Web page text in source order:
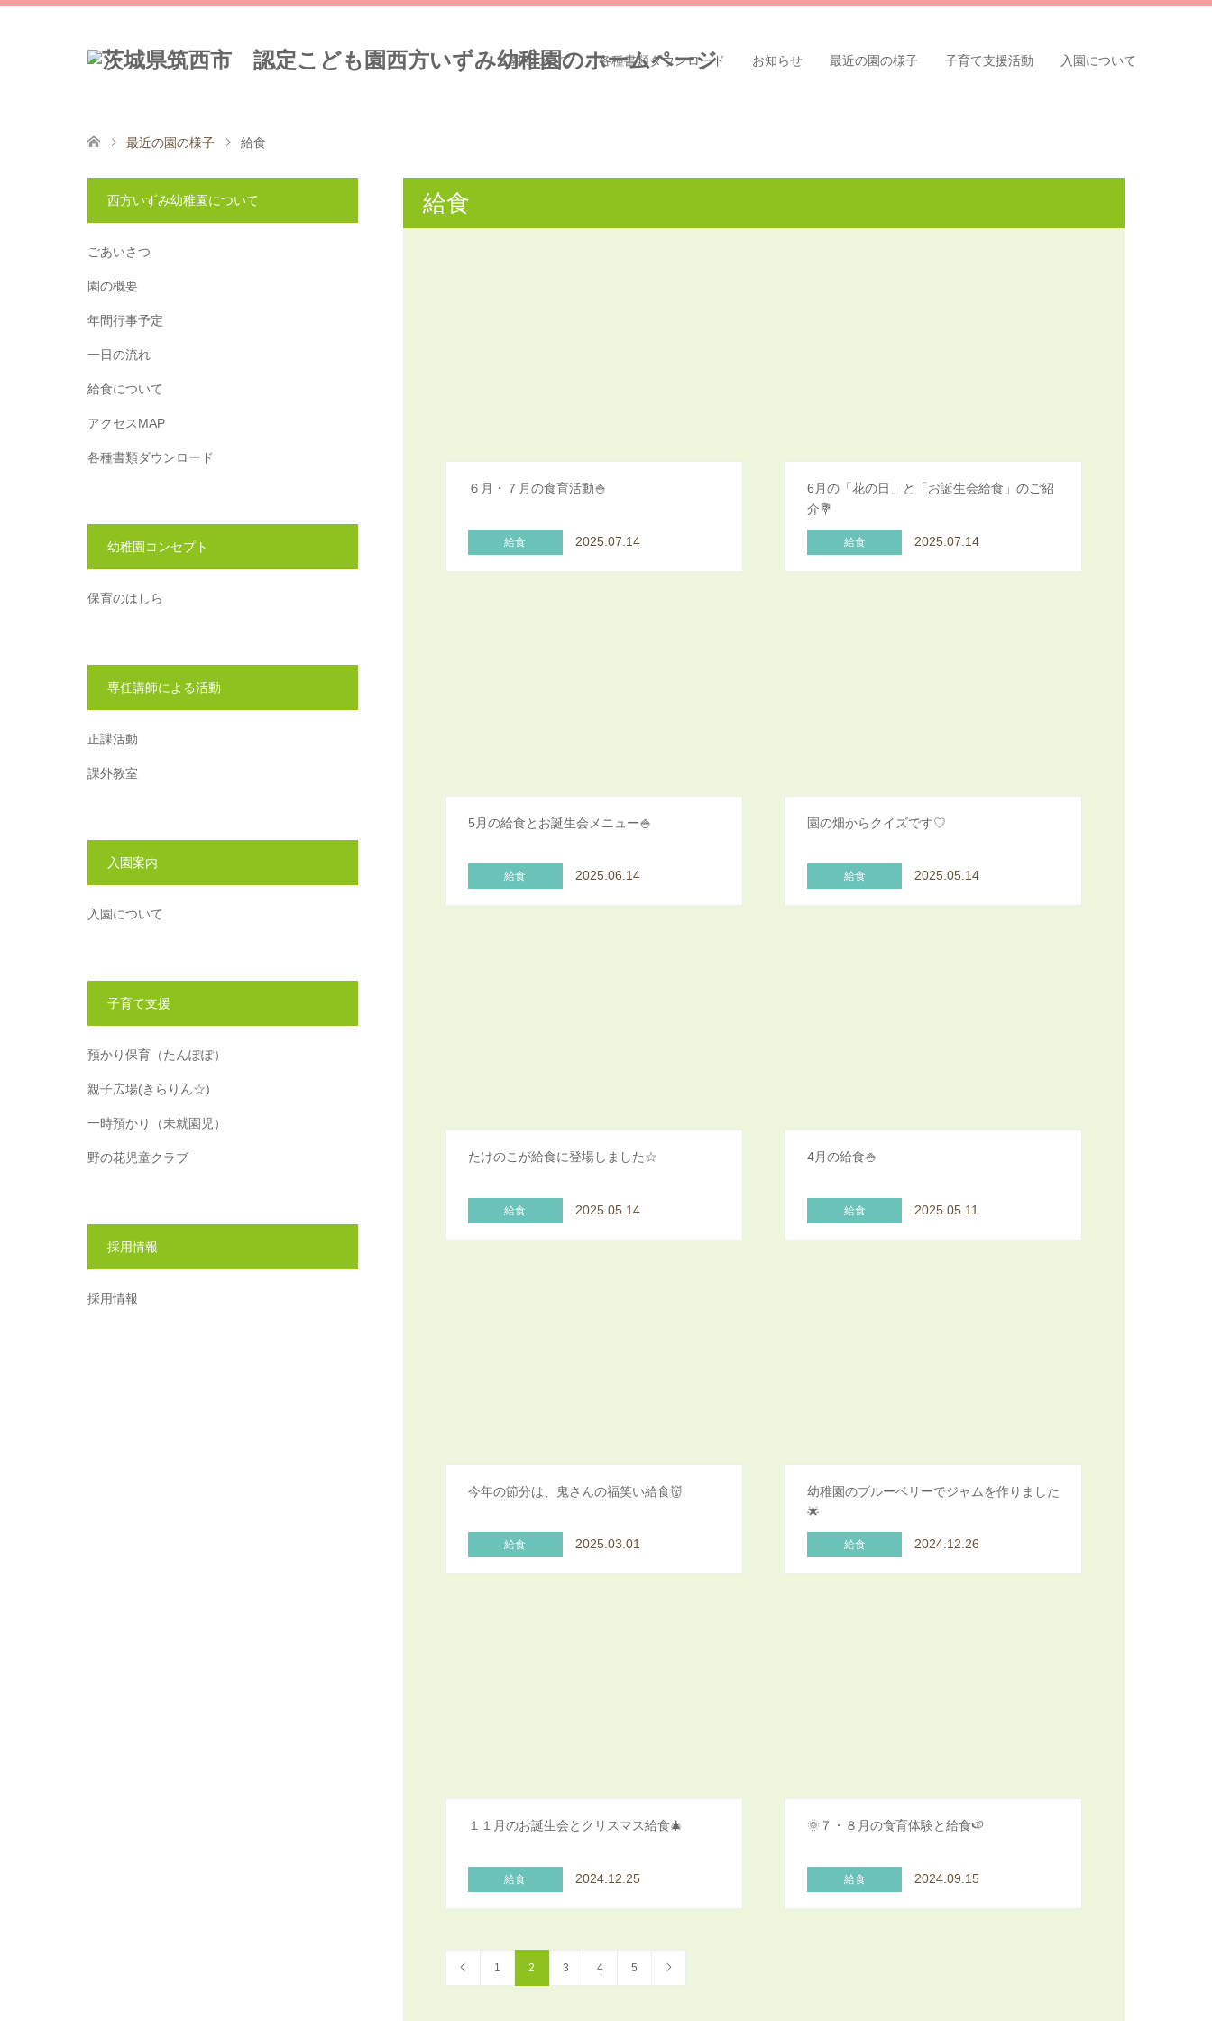
園について 各種書類ダウンロード お知らせ 最近の園の様子 子育て支援活動 入園について
最近の園の様子 給食
給食
６月・７月の食育活動🍚
給食 2025.07.14
6月の「花の日」と「お誕生会給食」のご紹
介💐
給食 2025.07.14
5月の給食とお誕生会メニュー🍚
給食 2025.06.14
園の畑からクイズです♡
給食 2025.05.14
たけのこが給食に登場しました☆
給食 2025.05.14
4月の給食🍚
給食 2025.05.11
今年の節分は、鬼さんの福笑い給食👹
給食 2025.03.01
幼稚園のブルーベリーでジャムを作りました
🌟
給食 2024.12.26
１１月のお誕生会とクリスマス給食🎄
給食 2024.12.25
🌞７・８月の食育体験と給食🍉
給食 2024.09.15
1 2 3 4 5
西方いずみ幼稚園について
ごあいさつ
園の概要
年間行事予定
一日の流れ
給食について
アクセスMAP
各種書類ダウンロード
幼稚園コンセプト
保育のはしら
専任講師による活動
正課活動
課外教室
入園案内
入園について
子育て支援
預かり保育（たんぽぽ）
親子広場(きらりん☆)
一時預かり（未就園児）
野の花児童クラブ
採用情報
採用情報